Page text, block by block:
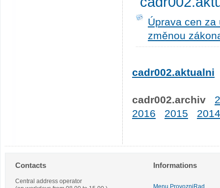
Úprava cen
změnou
cadr002.aktualni
cadr002.archiv
2016
2015 2014
Contacts
Central address operator
Informations
Menu.ProvozniRad